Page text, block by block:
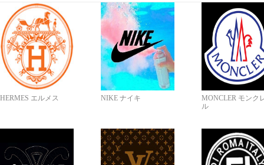
HERMES エルメス NIKE ナイキ
MONCLER モンク
ル